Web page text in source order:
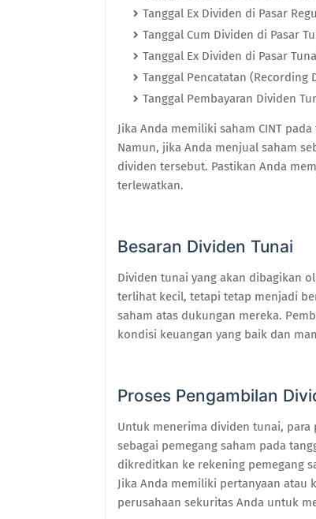
Tanggal Ex Dividen di Pasar
Tanggal Cum Dividen di Pasar
Tanggal Ex Dividen di Pasar
Tanggal Pencatatan (Recording
Tanggal Pembayaran Dividen
Jika Anda memiliki saham CINT
Namun, jika Anda menjual saham
dividen tersebut. Pastikan Anda
terlewatkan.
Besaran Dividen Tunai
Dividen tunai yang akan dibagikan
terlihat kecil, tetapi tetap menjadi
saham atas dukungan mereka.
kondisi keuangan yang baik dan
Proses Pengambilan
Untuk menerima dividen tunai,
sebagai pemegang saham pada
dikreditkan ke rekening pemegang
Jika Anda memiliki pertanyaan
perusahaan sekuritas Anda untuk